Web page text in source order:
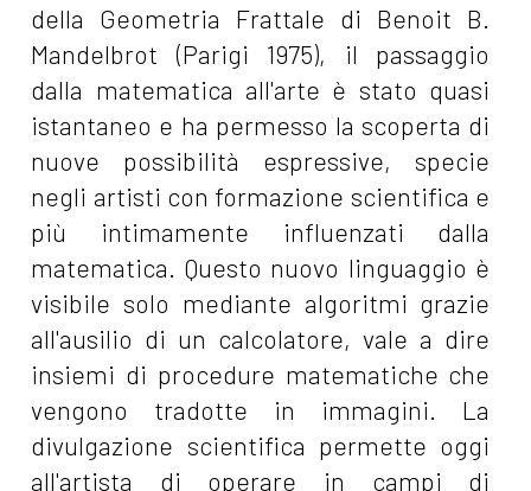
della Geometria Frattale di Benoit B.
Mandelbrot (Parigi 1975), il passaggio
dalla matematica all'arte è stato quasi
istantaneo e ha permesso la scoperta di
nuove possibilità espressive, specie
negli artisti con formazione scientifica e
più intimamente influenzati dalla
matematica. Questo nuovo linguaggio è
visibile solo mediante algoritmi grazie
all'ausilio di un calcolatore, vale a dire
insiemi di procedure matematiche che
vengono tradotte in immagini. La
divulgazione scientifica permette oggi
all'artista di operare in campi di